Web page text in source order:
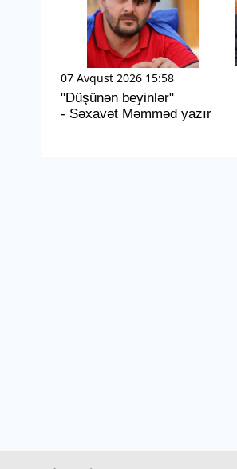
07 Avqust 2026 15:58
"Düşünən beyinlər"
- Səxavət Məmməd yazır